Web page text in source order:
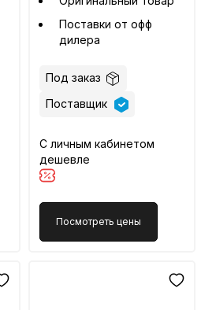
Поставки от офф
дилера
Под заказ
Поставщик
С личным кабинетом
дешевле
Посмотреть цены